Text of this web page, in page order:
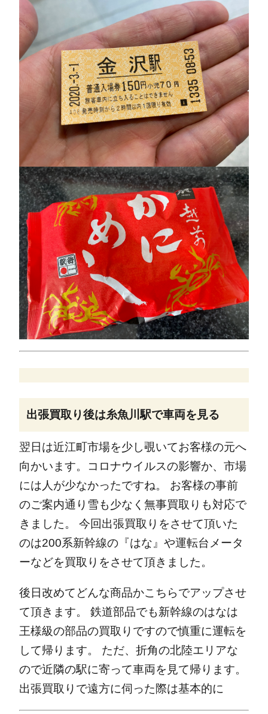
出張買取り後は糸魚川駅で車両を見る
翌日は近江町市場を少し覗いてお客様の元へ
向かいます。コロナウイルスの影響か、市場
には人が少なかったですね。
お客様の事前
のご案内通り雪も少なく無事買取りも対応で
きました。
今回出張買取りをさせて頂いた
のは200系新幹線の『はな』や運転台メータ
ーなどを買取りをさせて頂きました。
後日改めてどんな商品かこちらでアップさせ
て頂きます。
鉄道部品でも新幹線のはなは
王様級の部品の買取りですので慎重に運転を
して帰ります。
ただ、折角の北陸エリアな
ので近隣の駅に寄って車両を見て帰ります。
出張買取りで遠方に伺った際は基本的に